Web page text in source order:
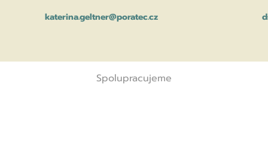
katerina.geltner@poratec.cz
Spolupracujeme